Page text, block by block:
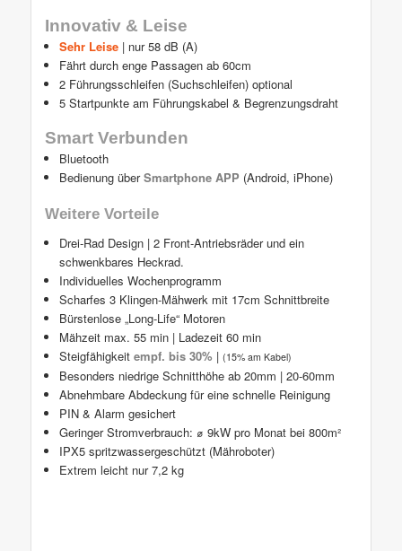
Innovativ & Leise
Sehr Leise | nur 58 dB (A)
Fährt durch enge Passagen ab 60cm
2 Führungsschleifen (Suchschleifen) optional
5 Startpunkte am Führungskabel & Begrenzungsdraht
Smart Verbunden
Bluetooth
Bedienung überSmartphone APP (Android, iPhone)
Weitere Vorteile
Drei-Rad Design | 2 Front-Antriebsräder und ein
schwenkbares Heckrad.
Individuelles Wochenprogramm
Scharfes 3 Klingen-Mähwerk mit 17cm Schnittbreite
Bürstenlose „Long-Life“ Motoren
Mähzeit max. 55 min | Ladezeit 60 min
Steigfähigkeitempf. bis 30% |(15% am Kabel)
Besonders niedrige Schnitthöhe ab 20mm | 20-60mm
Abnehmbare Abdeckung für eine schnelle Reinigung
PIN & Alarm gesichert
Geringer Stromverbrauch: ⌀ 9kW pro Monat bei 800m²
IPX5 spritzwassergeschützt (Mähroboter)
Extrem leicht nur 7,2 kg